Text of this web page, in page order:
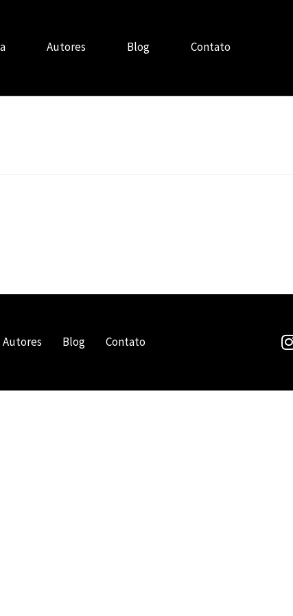
Autores Blog Contato
Autores Blog Contato